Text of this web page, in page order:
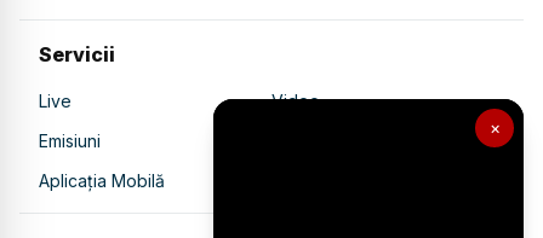
×
Servicii
Live
Video
Emisiuni
Aplicația Mobilă